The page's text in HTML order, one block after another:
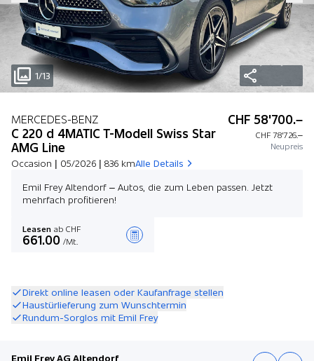
1/13
MERCEDES-BENZ
C 220 d 4MATIC T-Modell Swiss Star
AMG Line
Occasion | 05/2026 | 836 kmAlle Details
CHF 58'700.–
CHF 78'726.–
Neupreis
Emil Frey Altendorf – Autos, die zum Leben passen. Jetzt
mehrfach profitieren!
Leasen ab CHF
661.00 /Mt.
Direkt online leasen oder Kaufanfrage stellen
Haustürlieferung zum Wunschtermin
Rundum-Sorglos mit Emil Frey
Emil Frey AG Altendorf